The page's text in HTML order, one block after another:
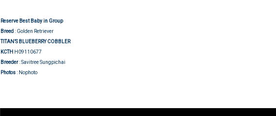
Reserve Best Baby in Group
Breed : Golden Retriever
TITAN’S BLUEBERRY COBBLER
KCTH H09110677
Breeder: Savitree Sungpichai
Photos: Nophoto